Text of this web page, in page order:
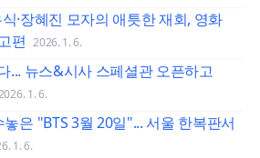
·장혜진 모자의 애틋한 재회, 영화
편 2026. 1. 6.
... 뉴스&시사 스페셜관 오픈하고
1. 6.
은 "BTS 3월 20일"... 서울 한복판서
1. 6.